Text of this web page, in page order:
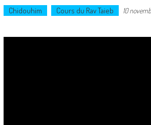
Chidouhim Cours du Rav Taieb 10